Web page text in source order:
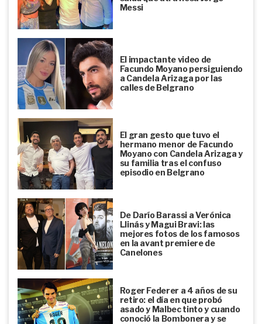
Messi
El impactante video de
Facundo Moyano persiguiendo
a Candela Arizaga por las
calles de Belgrano
El gran gesto que tuvo el
hermano menor de Facundo
Moyano con Candela Arizaga y
su familia tras el confuso
episodio en Belgrano
De Darío Barassi a Verónica
Llinás y Magui Bravi: las
mejores fotos de los famosos
en la avant premiere de
Canelones
Roger Federer a 4 años de su
retiro: el día en que probó
asado y Malbec tinto y cuando
conoció la Bombonera y se